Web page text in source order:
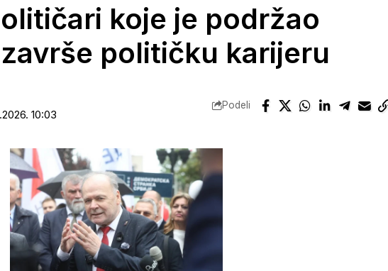
koje je podržao
političku karijeru
10:03
Podeli